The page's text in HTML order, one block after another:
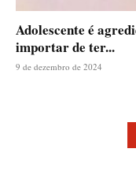
Adolescente é
importar de ter...
9 de dezembro de 2024